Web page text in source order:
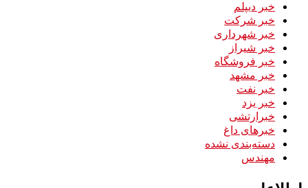
خبر دیپلم
خبر شرکت
خبر شهرداری
خبر شیراز
خبر فروشگاه
خبر مشهد
خبر نفت
خبر یزد
خبرارتشی
خبرهای داغ
دسته‌بندی نشده
مهندس